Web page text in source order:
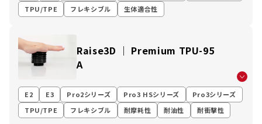
TPU/TPE
フレキシブル 生体適合性
Raise3D ｜ Premium TPU-95
A
E2 E3 Pro2シリーズ Pro3 HSシリーズ
Pro3シリーズ
TPU/TPE
フレキシブル 耐摩耗性 耐油性 耐衝撃性